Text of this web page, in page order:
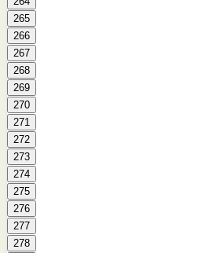
265
266
267
268
269
270
271
272
273
274
275
276
277
278